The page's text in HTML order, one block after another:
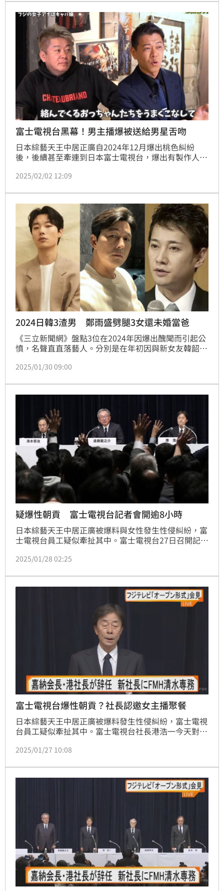
富士電視台黑幕！男主播爆被送給男星舌吻
日本綜藝天王中居正廣自2024年12月爆出桃色糾紛
後，後續甚至牽連到日本富士電視台，爆出有製作人安
主播的長谷川豐，也在YouTube節目上爆料指稱，自己
2025/02/02 12:09
2024日韓3渣男 鄭雨盛劈腿3女還未婚當爸
《三立新聞網》盤點3位在2024年因爆出醜聞而引起公
憤，名聲直直落藝人。分別是在年初因與新女友韓韶禧
的惠利與韓韶禧在網上隔空互嗆；影帝鄭雨盛被爆未婚
紛，引發網路話題。另一位則是近日醜聞風波連環爆的
前偶像天團SMAP隊長中居正廣，還扯出富士電視台安
排女主播「性接待」內幕，引起大眾譁然。林汝珊
2025/01/30 09:00
疑爆性朝貢 富士電視台記者會開逾8小時
日本綜藝天王中居正廣被爆料與女性發生性侵糾紛，富
士電視台員工疑似牽扯其中。富士電視台27日召開記者
（台北時間3時）開始，竟開了超過8小時直到隔天，打
2025/01/28 02:25
富士電視台爆性朝貢？社長認邀女主播聚餐
日本綜藝天王中居正廣被爆料發生性侵糾紛，富士電視
台員工疑似牽扯其中。富士電視台社長港浩一今天對於
願意或感到不舒服，但無法拒絕還是參加了，應該更仔
2025/01/27 10:08